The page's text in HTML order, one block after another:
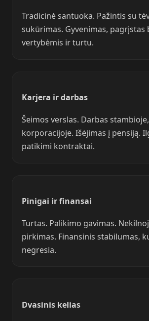
Tradicinė santuoka. Pažintis su
sukūrimas. Gyvenimas, pagrįstas
vertybėmis ir turtu.
Karjera ir darbas
Šeimos verslas. Darbas
korporacijoje. Išėjimas į pensiją.
patikimi kontraktai.
Pinigai ir finansai
Turtas. Palikimo gavimas.
pirkimas. Finansinis stabilumas,
negresia.
Dvasinis kelias